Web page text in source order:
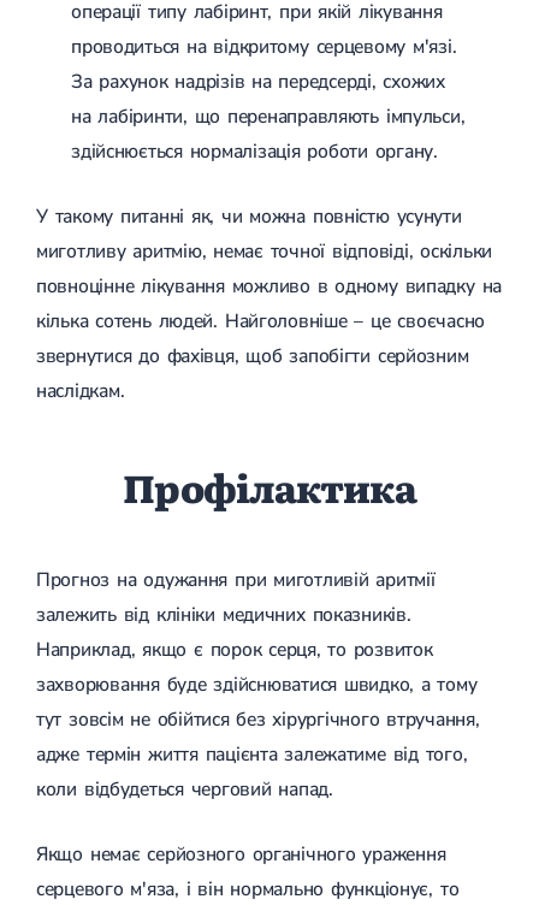
операції типу лабіринт, при якій лікування
проводиться на відкритому серцевому м'язі.
За рахунок надрізів на передсерді, схожих
на лабіринти, що перенаправляють імпульси,
здійснюється нормалізація роботи органу.
У такому питанні як, чи можна повністю усунути
миготливу аритмію, немає точної відповіді, оскільки
повноцінне лікування можливо в одному випадку на
кілька сотень людей. Найголовніше – це своєчасно
звернутися до фахівця, щоб запобігти серйозним
наслідкам.
Профілактика
Прогноз на одужання при миготливій аритмії
залежить від клініки медичних показників.
Наприклад, якщо є порок серця, то розвиток
захворювання буде здійснюватися швидко, а тому
тут зовсім не обійтися без хірургічного втручання,
адже термін життя пацієнта залежатиме від того,
коли відбудеться черговий напад.
Якщо немає серйозного органічного ураження
серцевого м'яза, і він нормально функціонує, то